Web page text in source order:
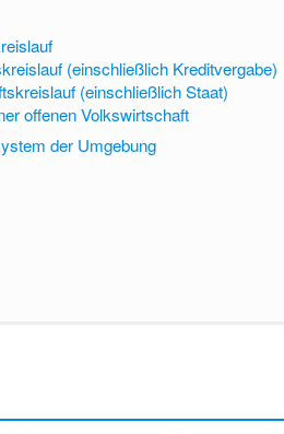
(einschließlich Kreditvergabe)
(einschließlich Staat)
offenen Volkswirtschaft
der Umgebung